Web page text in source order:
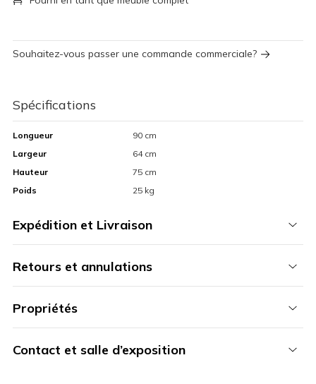
Souhaitez-vous passer une commande commerciale?
Spécifications
Longueur
90 cm
Largeur
64 cm
Hauteur
75 cm
Poids
25 kg
Expédition et Livraison
Retours et annulations
Propriétés
Contact et salle d’exposition